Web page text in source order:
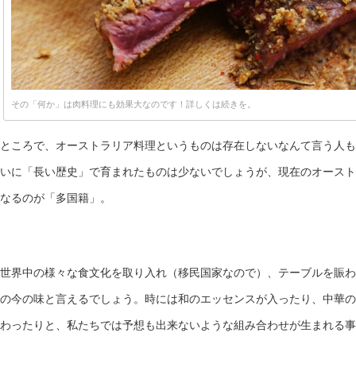
その「何か」は肉料理にも効果大なのです！詳しくは続きを。
ところで、オーストラリア料理というものは存在しないなんて言う人
いに「長い歴史」で育まれたものは少ないでしょうが、現在のオース
なるのが「多国籍」。
世界中の様々な食文化を取り入れ（移民国家なので）、テーブルを賑
の今の味と言えるでしょう。時には和のエッセンスが入ったり、中華
わったりと、私たちでは予想も出来ないような組み合わせが生まれる